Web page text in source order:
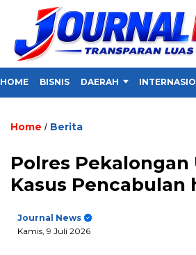
HOME BISNIS DAERAH
Home / Berita
Polres
Kasus Pencabulan
Journal News
Kamis, 9 Juli 2026